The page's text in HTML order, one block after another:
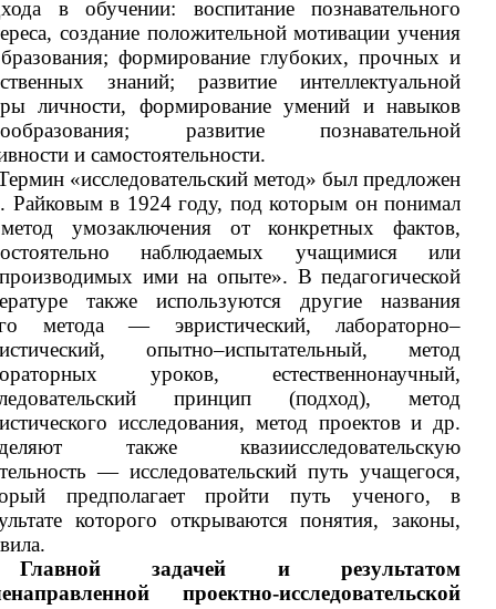
в обучении: воспитание познавательного
создание положительной мотивации учения
формирование глубоких, прочных и
знаний; развитие интеллектуальной
личности, формирование умений и навыков
развитие познавательной
и самостоятельности.
«исследовательский метод» был предложен
Райковым в 1924 году, под которым он понимал
умозаключения от конкретных фактов,
наблюдаемых учащимися или
ими на опыте». В педагогической
также используются другие названия
метода — эвристический, лабораторно–
опытно–испытательный, метод
уроков, естественнонаучный,
принцип (подход), метод
исследования, метод проектов и др.
также квазиисследовательскую
— исследовательский путь учащегося,
предполагает пройти путь ученого, в
которого открываются понятия, законы,
Главной задачей и результатом
проектно-исследовательской